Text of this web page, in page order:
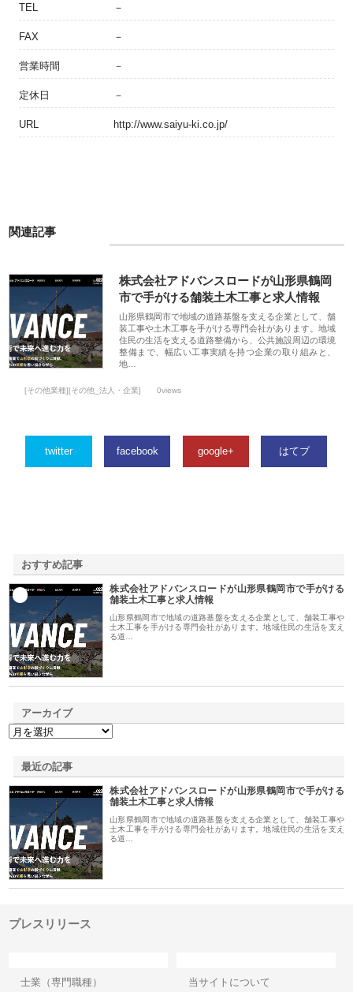
TEL －
FAX －
営業時間 －
定休日 －
URL http://www.saiyu-ki.co.jp/
関連記事
株式会社アドバンスロードが山形県鶴岡
市で手がける舗装土木工事と求人情報
山形県鶴岡市で地域の道路基盤を支える企業として、舗
装工事や土木工事を手がける専門会社があります。地域
住民の生活を支える道路整備から、公共施設周辺の環境
整備まで、幅広い工事実績を持つ企業の取り組みと、
地…
[その他業種][その他_法人・企業] 0views
twitter facebook google+ はてブ
おすすめ記事
株式会社アドバンスロードが山形県鶴岡市で手がける
舗装土木工事と求人情報
山形県鶴岡市で地域の道路基盤を支える企業として、舗装工事や
土木工事を手がける専門会社があります。地域住民の生活を支え
る道…
アーカイブ
最近の記事
株式会社アドバンスロードが山形県鶴岡市で手がける
舗装土木工事と求人情報
山形県鶴岡市で地域の道路基盤を支える企業として、舗装工事や
土木工事を手がける専門会社があります。地域住民の生活を支え
る道…
プレスリリース
士業（専門職種）
当サイトについて